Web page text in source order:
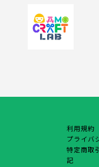
利用規約
プライバ
特定商取
記